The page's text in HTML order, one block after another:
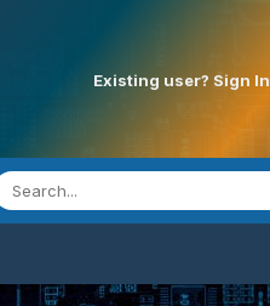
Existing user? Sign In